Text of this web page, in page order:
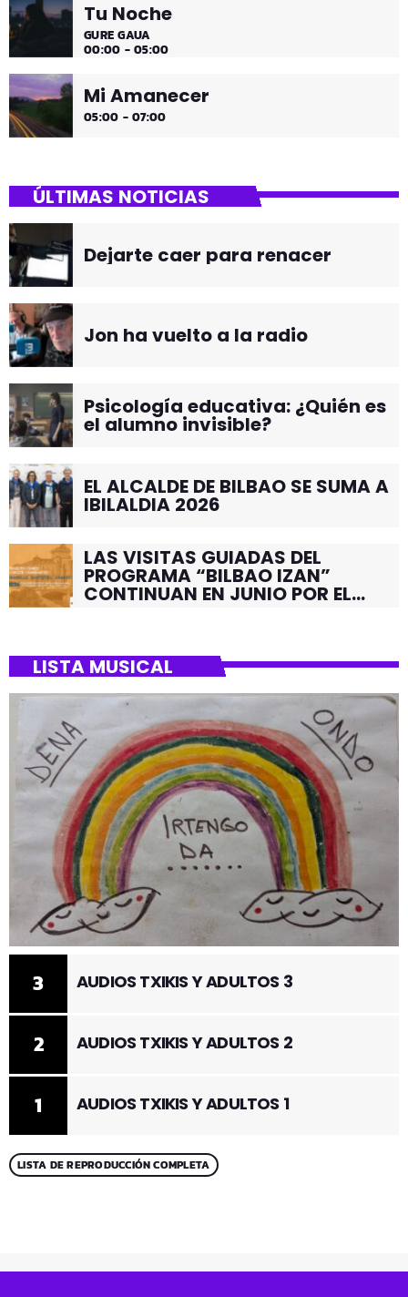
Tu Noche
GURE GAUA
00:00 - 05:00
Mi Amanecer
05:00 - 07:00
ÚLTIMAS NOTICIAS
Dejarte caer para renacer
Jon ha vuelto a la radio
Psicología educativa: ¿Quién es
el alumno invisible?
EL ALCALDE DE BILBAO SE SUMA A
IBILALDIA 2026
LAS VISITAS GUIADAS DEL
PROGRAMA “BILBAO IZAN”
CONTINUAN EN JUNIO POR EL
LISTA MUSICAL
1 AUDIOS TXIKIS Y ADULTOS 1
2 AUDIOS TXIKIS Y ADULTOS 2
3 AUDIOS TXIKIS Y ADULTOS 3
LISTA DE REPRODUCCIÓN COMPLETA